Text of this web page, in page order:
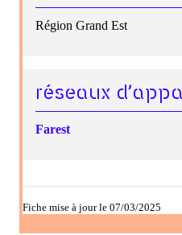
Région Grand Est
réseaux
Farest
Fiche mise à jour le 07/03/2025